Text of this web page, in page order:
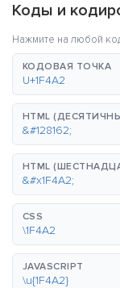
Коды и
Нажмите на любой
КОДОВАЯ ТОЧКА
U+1F4A2
HTML
&#128162;
HTML
&#x1F4A2;
CSS
\1F4A2
JAVASCRIPT
\u{1F4A2}